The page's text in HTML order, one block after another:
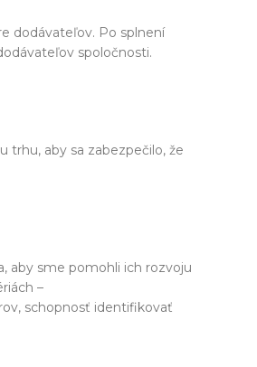
dodávateľov. Po splnení
spoločnosti.
trhu, aby sa zabezpečilo, že
aby sme pomohli ich rozvoju
–
schopnosť identifikovať